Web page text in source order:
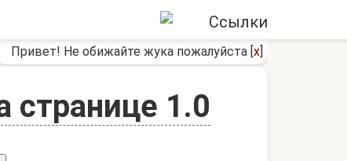
Привет! Не обижайте жука пожалуйста [x]
странице 1.0